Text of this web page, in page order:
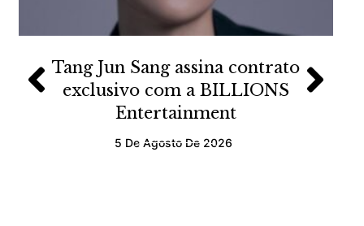
Tang Jun Sang assina contrato
exclusivo com a BILLIONS
Entertainment
5 De Agosto De 2026